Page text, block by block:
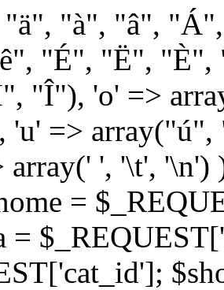
"ä", "à", "â",
"É", "Ë",
"Î"), 'o' =>
'u' =>
array(' ', '\t',
=
=